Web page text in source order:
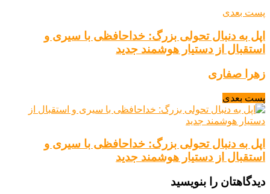
پست بعدی
اپل به دنبال تحولی بزرگ: خداحافظی با سیری و
استقبال از دستیار هوشمند جدید
زهرا صفاری
پست بعدی
اپل به دنبال تحولی بزرگ: خداحافظی با سیری و
استقبال از دستیار هوشمند جدید
دیدگاهتان را بنویسید